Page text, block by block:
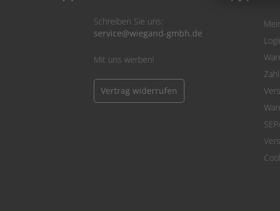
Schreiben Sie uns:
service@wiegand-gmbh.de
Mit uns werben!
Vertrag widerrufen